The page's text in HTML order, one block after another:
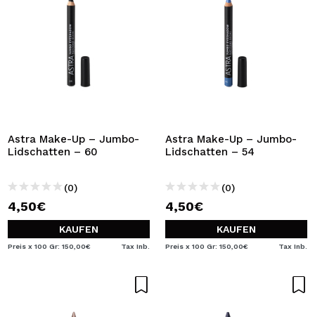
Astra Make-Up – Jumbo-
Lidschatten – 60
(0)
4,50€
KAUFEN
Preis x 100 Gr: 150,00€ Tax Inb.
Astra Make-Up – Jumbo-
Lidschatten – 54
(0)
4,50€
KAUFEN
Preis x 100 Gr: 150,00€ Tax Inb.